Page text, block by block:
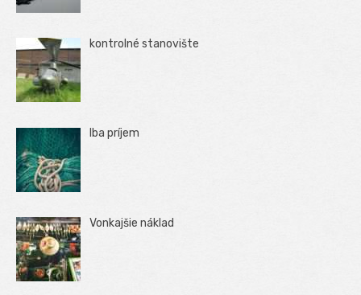
kontrolné stanovište
Iba príjem
Vonkajšie náklad